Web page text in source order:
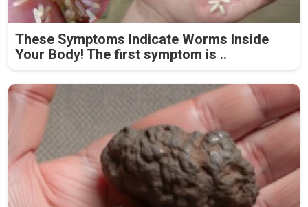
These Symptoms Indicate Worms Inside
Your Body! The first symptom is ..